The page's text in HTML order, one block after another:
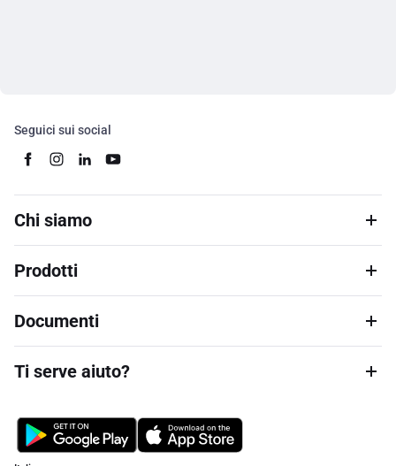
Seguici sui social
Chi siamo
Prodotti
Documenti
Ti serve aiuto?